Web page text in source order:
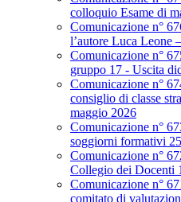
colloquio Esame di
Comunicazione n°
l’autore Luca Leone
Comunicazione n°
gruppo 17 - Uscita
Comunicazione n°
consiglio di classe
maggio 2026
Comunicazione n°
soggiorni formativi
Comunicazione n°
Collegio dei Docenti
Comunicazione n°
comitato di